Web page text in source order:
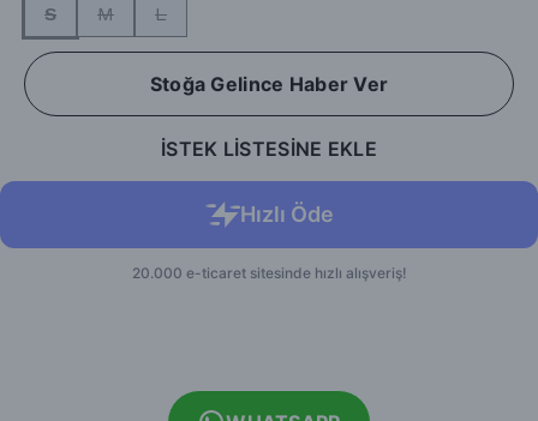
S M L
Stoğa Gelince Haber Ver
İSTEK LİSTESİNE EKLE